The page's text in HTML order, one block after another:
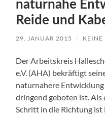
naturnahe
Reide und
29. JANUAR 2015 / KEINE
Der Arbeitskreis
e.V. (AHA) bekräftigt
naturnahere
dringend geboten ist.
Schritt in die Richtung ist